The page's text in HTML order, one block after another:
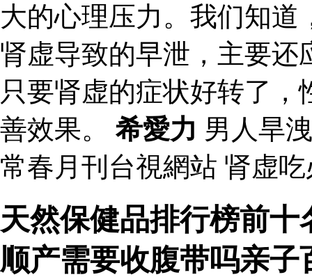
大的心理压力。我们知
肾虚导致的早泄，主要还
只要肾虚的症状好转了
善效果。 希愛力 男人旱
常春月刊台視網站 肾虚
天然保健品排行榜前
顺产需要收腹带吗亲